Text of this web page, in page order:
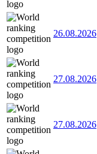
26.08.2026
27.08.2026
27.08.2026